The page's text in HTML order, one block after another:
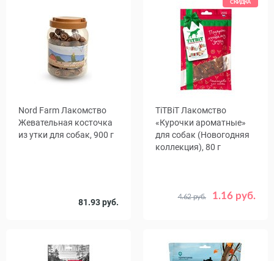
Nord Farm Лакомство
Жевательная косточка
из утки для собак, 900 г
81.93 руб.
СКИДКА
TiTBiT Лакомство
«Курочки ароматные»
для собак (Новогодняя
коллекция), 80 г
1.16 руб.
4.62 руб.
06.10.26